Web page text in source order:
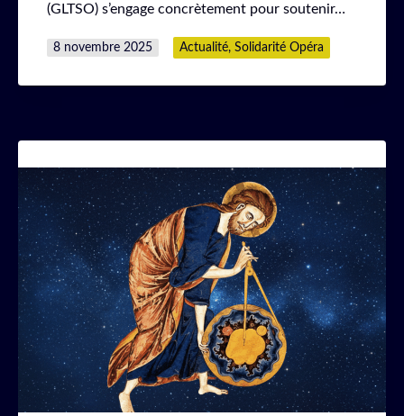
(GLTSO) s’engage concrètement pour soutenir…
Publié
le
8 novembre 2025
Catégorisé
Actualité, Solidarité Opéra